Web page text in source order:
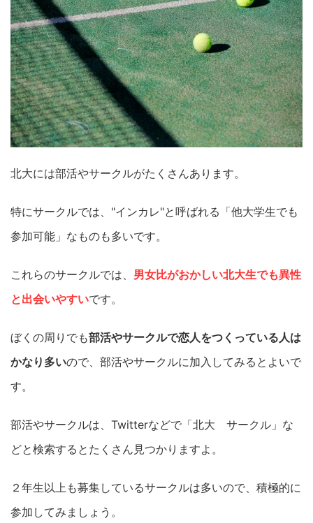
北大には部活やサークルがたくさんあります。
特にサークルでは、"インカレ"と呼ばれる「他大学生でも
参加可能」なものも多いです。
これらのサークルでは、 男女比がおかしい北大生でも異性
と出会いやすいです。
ぼくの周りでも部活やサークルで恋人をつくっている人は
かなり多いので、部活やサークルに加入してみるとよいで
す。
部活やサークルは、Twitterなどで「北大 サークル」な
どと検索するとたくさん見つかりますよ。
２年生以上も募集しているサークルは多いので、積極的に
参加してみましょう。